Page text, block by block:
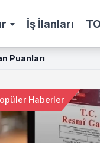
İş İlanları
Puanları
Haberler